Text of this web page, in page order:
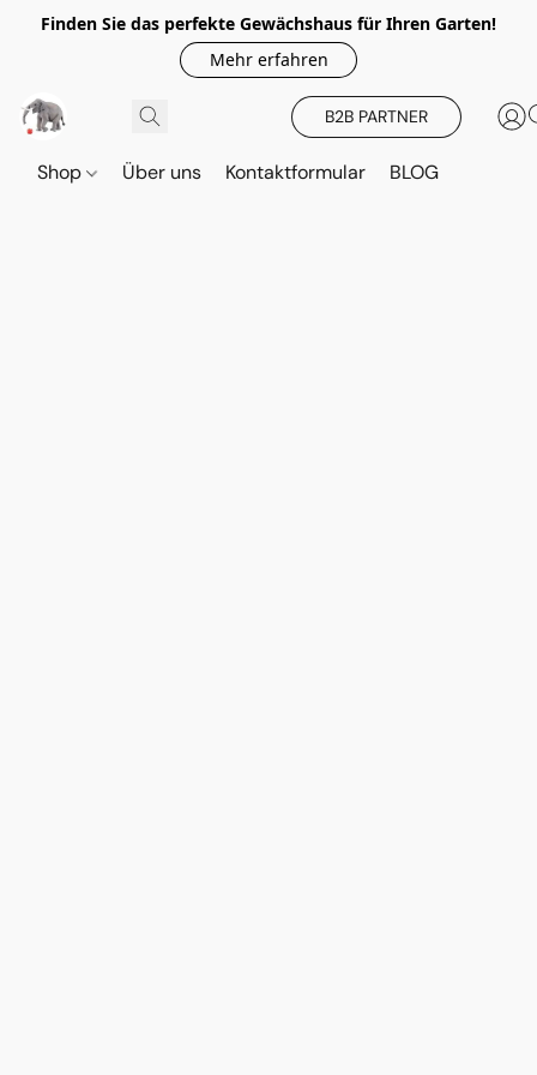
Finden Sie das perfekte Gewächshaus für Ihren Garten!
Mehr erfahren
B2B PARTNER
Shop Über uns Kontaktformular BLOG